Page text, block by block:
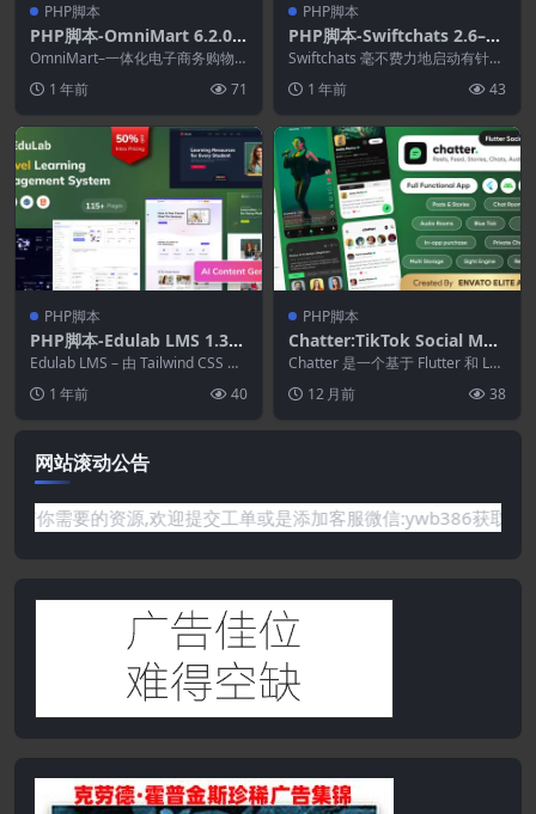
PHP脚本
PHP脚本-OmniMart 6.2.0–
电子商务CMS-Laravel电子
商务脚本
OmniMart–一体化电子商务购物
商电子商务购物...
1 年前 71
PHP脚本
PHP脚本-Swiftchats 2.6–带
有聊天机器人的SaaS支持Wh
atsapp营销工具
Swiftchats 毫不费力地启动有针对
1 年前 43
PHP脚本
PHP脚本-Edulab LMS 1.3–
带有Tailwind CSS的Laravel
学习管理系统
Edulab LMS – 由 Tailwind CSS 提
供支持的终极 Lara...
1 年前 40
PHP脚本
Chatter:TikTok Social Med
ia Short Video, Reels, Chat
s, Posts, Stories, Audio Ro
om: Flutter/Laravel
Chatter 是一个基于 Flutter 和 Lar
avel 构建的尖端社交媒...
12 月前 38
网站滚动公告
要的资源,欢迎提交工单或是添加客服微信:ywb386获取帮助！